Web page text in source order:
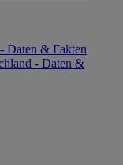
Daten & Fakten
- Daten &